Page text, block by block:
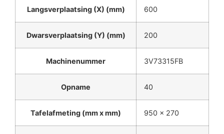
Langsverplaatsing (X) (mm) 600
Dwarsverplaatsing (Y) (mm) 200
Machinenummer 3V73315FB
Opname 40
Tafelafmeting (mm x mm) 950 x 270